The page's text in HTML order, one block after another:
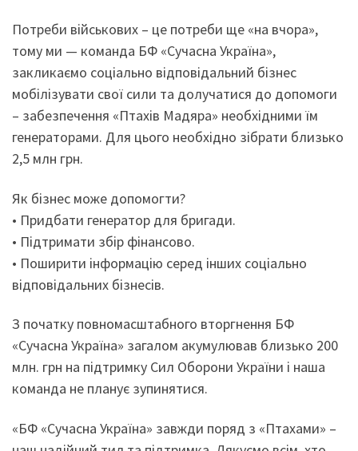
Потреби військових – це потреби ще «на вчора»,
тому ми — команда БФ «Сучасна Україна»,
закликаємо соціально відповідальний бізнес
мобілізувати свої сили та долучатися до допомоги
– забезпечення «Птахів Мадяра» необхідними їм
генераторами. Для цього необхідно зібрати близько
2,5 млн грн.
Як бізнес може допомогти?
• Придбати генератор для бригади.
• Підтримати збір фінансово.
• Поширити інформацію серед інших соціально
відповідальних бізнесів.
З початку повномасштабного вторгнення БФ
«Сучасна Україна» загалом акумулював близько 200
млн. грн на підтримку Сил Оборони України і наша
команда не планує зупинятися.
«БФ «Сучасна Україна» завжди поряд з «Птахами» –